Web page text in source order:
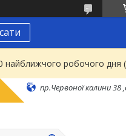
найближчого робочого дня
пр.Червоної калини 38